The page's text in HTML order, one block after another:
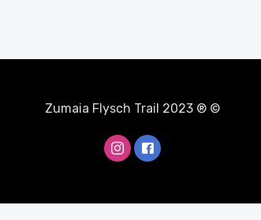
Zumaia Flysch Trail 2023 ® ©